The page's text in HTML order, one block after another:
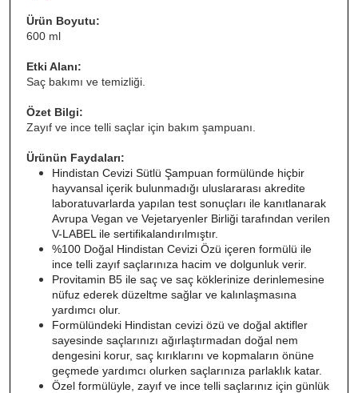
Ürün Boyutu:
600 ml
Etki Alanı:
Saç bakımı ve temizliği.
Özet Bilgi:
Zayıf ve ince telli saçlar için bakım şampuanı.
Ürünün Faydaları:
Hindistan Cevizi Sütlü Şampuan formülünde hiçbir
hayvansal içerik bulunmadığı uluslararası akredite
laboratuvarlarda yapılan test sonuçları ile kanıtlanarak
Avrupa Vegan ve Vejetaryenler Birliği tarafından verilen
V-LABEL ile sertifikalandırılmıştır.
%100 Doğal Hindistan Cevizi Özü içeren formülü ile
ince telli zayıf saçlarınıza hacim ve dolgunluk verir.
Provitamin B5 ile saç ve saç köklerinize derinlemesine
nüfuz ederek düzeltme sağlar ve kalınlaşmasına
yardımcı olur.
Formülündeki Hindistan cevizi özü ve doğal aktifler
sayesinde saçlarınızı ağırlaştırmadan doğal nem
dengesini korur, saç kırıklarını ve kopmaların önüne
geçmede yardımcı olurken saçlarınıza parlaklık katar.
Özel formülüyle, zayıf ve ince telli saçlarınız için günlük